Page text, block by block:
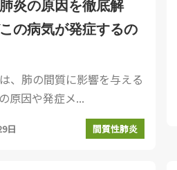
肺炎の原因を徹底解
の病気が発症するの
、肺の間質に影響を与える
原因や発症メ...
日 間質性肺炎